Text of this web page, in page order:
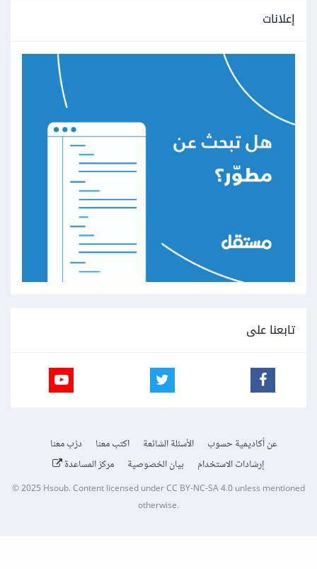
إعلانات
تابعنا على
عن أكاديمية حسوب الأسئلة الشائعة اكتب معنا
درّب معنا
إرشادات الاستخدام
بيان الخصوصية مركز المساعدة
© 2025 Hsoub.Content licensed underCC BY-NC-SA 4.0unless mentioned
otherwise.